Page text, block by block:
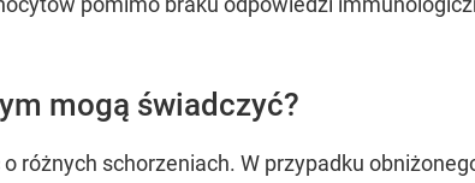
mogą świadczyć?
różnych schorzeniach. W przypadku